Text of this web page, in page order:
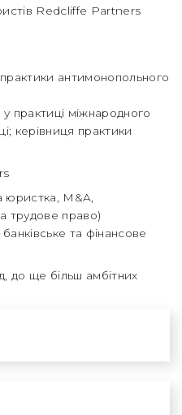
Redcliffe Partners
практики антимонопольного
у практиці міжнародного
керівниця практики
юристка, M&A,
трудове право)
банківське та фінансове
до ще більш амбітних